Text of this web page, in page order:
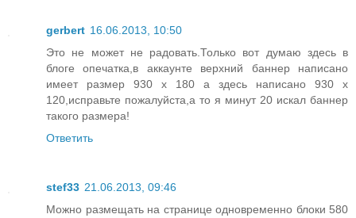
gerbert 16.06.2013, 10:50
Это не может не радовать.Только вот думаю здесь в
блоге опечатка,в аккаунте верхний баннер написано
имеет размер 930 x 180 а здесь написано 930 x
120,исправьте пожалуйста,а то я минут 20 искал баннер
такого размера!
Ответить
stef33 21.06.2013, 09:46
Можно размещать на странице одновременно блоки 580